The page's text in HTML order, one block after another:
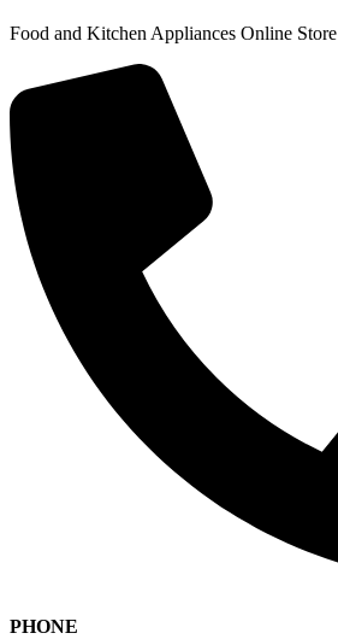
Food and Kitchen Appliances Online Store
PHONE